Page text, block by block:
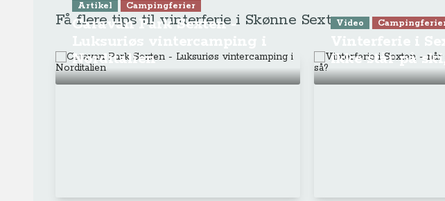
Få flere tips til vinterferie i Skønne Sexten
Artikel Campingferier
Caravan Park Sexten -
Norditalien
Video
ikke står på